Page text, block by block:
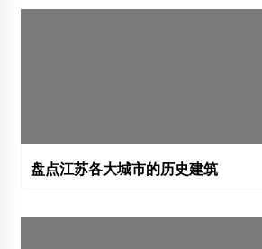
盘点江苏各大城市的历史建筑